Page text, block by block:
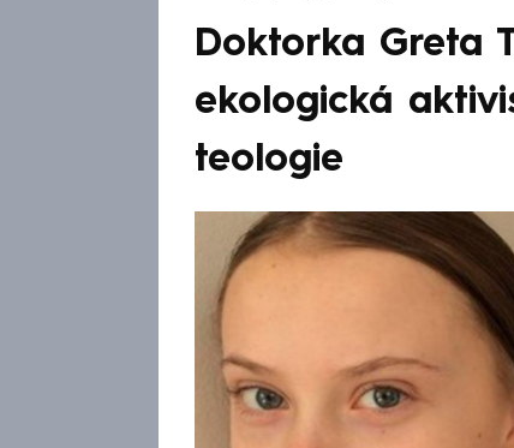
Doktorka Greta
ekologická
teologie